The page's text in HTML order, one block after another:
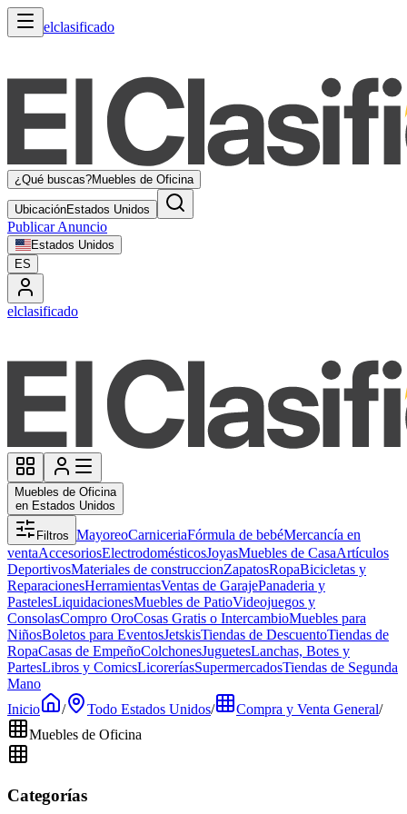
elclasificado
¿Qué buscas?Muebles de Oficina
UbicaciónEstados Unidos
Publicar Anuncio
Estados Unidos
ES
elclasificado
Muebles de Oficina
en Estados Unidos
Filtros MayoreoCarniceriaFórmula de bebéMercancía en
ventaAccesoriosElectrodomésticosJoyasMuebles de CasaArtículos
DeportivosMateriales de construccionZapatosRopaBicicletas y
ReparacionesHerramientasVentas de GarajePanaderia y
PastelesLiquidacionesMuebles de PatioVideojuegos y
ConsolasCompro OroCosas Gratis o IntercambioMuebles para
NiñosBoletos para EventosJetskisTiendas de DescuentoTiendas de
RopaCasas de EmpeñoColchonesJuguetesLanchas, Botes y
PartesLibros y ComicsLicoreríasSupermercadosTiendas de Segunda
Mano
Inicio
/ Todo Estados Unidos/ Compra y Venta General/
Muebles de Oficina
Categorías